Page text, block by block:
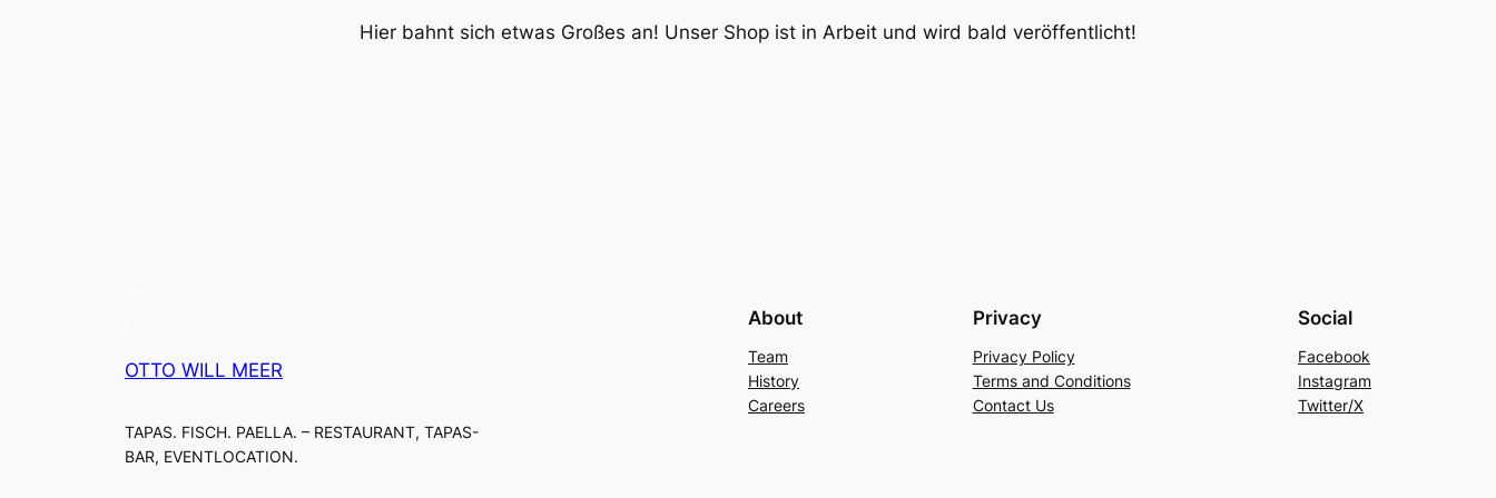
Hier bahnt sich etwas Großes an! Unser Shop ist in Arbeit und wird bald veröffentlicht!
OTTO WILL MEER
TAPAS. FISCH. PAELLA. – RESTAURANT, TAPAS-
BAR, EVENTLOCATION.
About
Team
History
Careers
Privacy
Privacy Policy
Terms and Conditions
Contact Us
Social
Facebook
Instagram
Twitter/X